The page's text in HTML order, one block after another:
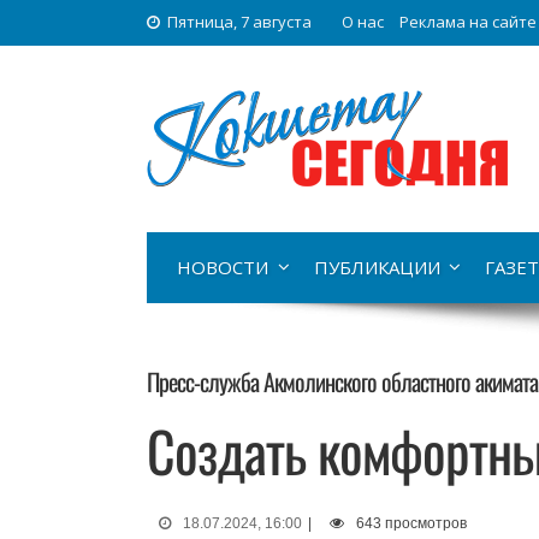
Пятница, 7 августа О нас Реклама на сайте
НОВОСТИ ПУБЛИКАЦИИ
Пресс-служба Акмолинского областного акимата
Создать
18.07.2024, 16:00 | 643 просмотров